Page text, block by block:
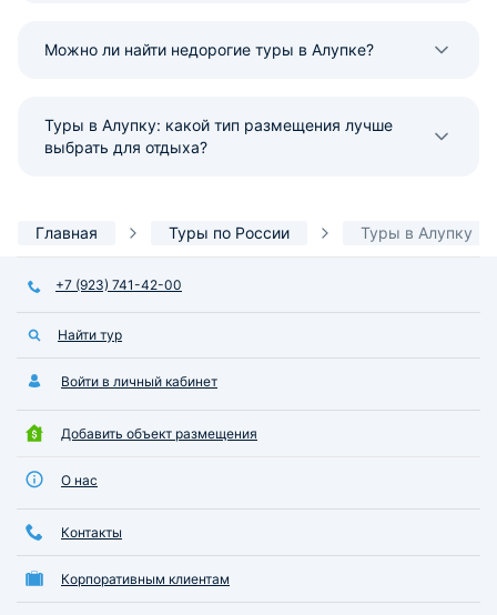
Можно ли найти недорогие туры в Алупке?
Туры в Алупку: какой тип размещения лучше
выбрать для отдыха?
Главная Туры по России Туры в Алупку
+7 (923) 741-42-00
Найти тур
Войти в личный кабинет
Добавить объект размещения
О нас
Контакты
Корпоративным клиентам